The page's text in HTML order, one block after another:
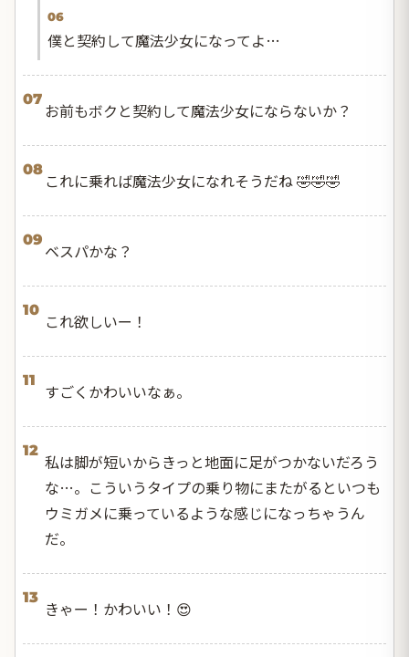
06
僕と契約して魔法少女になってよ…
07
お前もボクと契約して魔法少女にならないか？
08
これに乗れば魔法少女になれそうだね 🤣🤣🤣
09
ベスパかな？
10
これ欲しいー！
11
すごくかわいいなぁ。
12
私は脚が短いからきっと地面に足がつかないだろう
な…。こういうタイプの乗り物にまたがるといつも
ウミガメに乗っているような感じになっちゃうん
だ。
13
きゃー！かわいい！😍